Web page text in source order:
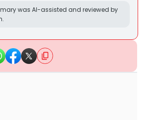
was AI-assisted and reviewed by